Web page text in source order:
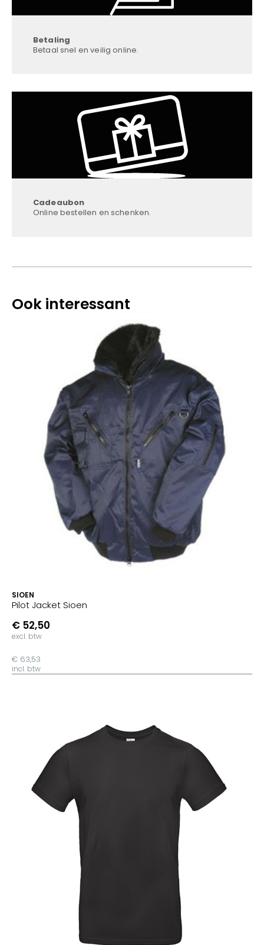
Betaling
Betaal snel en veilig online.
Cadeaubon
Online bestellen en schenken.
Ook interessant
SIOEN
Pilot Jacket Sioen
€ 52,50
excl. btw
€ 63,53
incl. btw